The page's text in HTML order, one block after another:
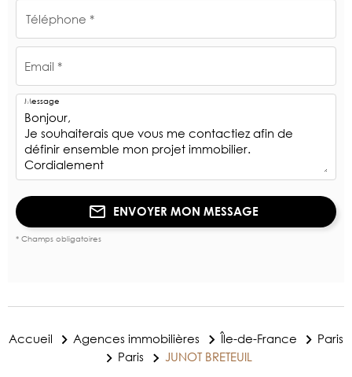
Téléphone *
Email *
Message
ENVOYER MON MESSAGE
* Champs obligatoires
Accueil Agences immobilières Île-de-France
Paris
Paris
JUNOT BRETEUIL